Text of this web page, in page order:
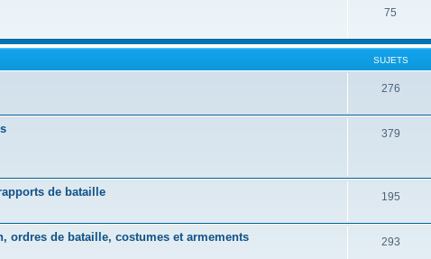
75
SUJETS
276
379
de bataille 195
ordres de bataille, costumes et armements 293